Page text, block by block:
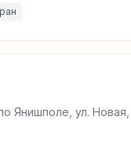
Янишполе, ул. Новая,